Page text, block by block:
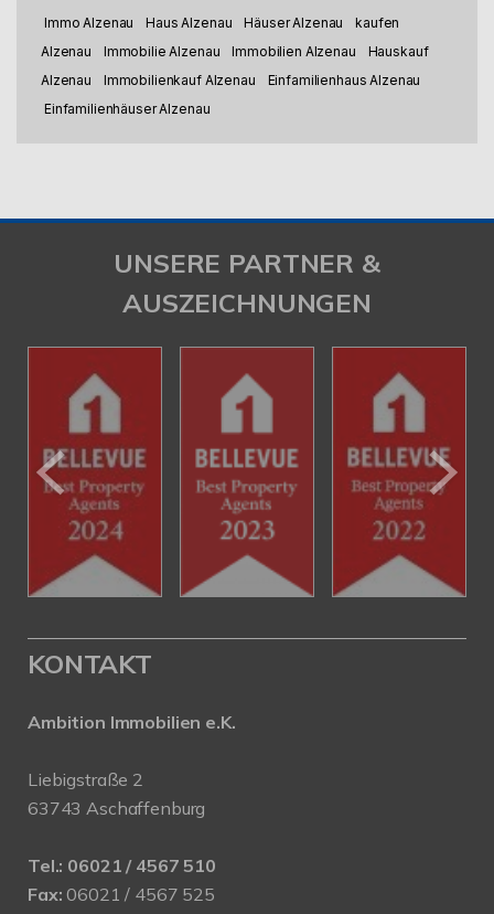
Immo Alzenau Haus Alzenau Häuser Alzenau
kaufen
Alzenau
Immobilie Alzenau Immobilien Alzenau
Hauskauf
Alzenau
Immobilienkauf Alzenau
Einfamilienhaus Alzenau
Einfamilienhäuser Alzenau
UNSERE PARTNER &
AUSZEICHNUNGEN
KONTAKT
Ambition Immobilien e.K.
Liebigstraße 2
63743 Aschaffenburg
Tel.: 06021 / 4567 510
Fax: 06021 / 4567 525